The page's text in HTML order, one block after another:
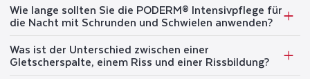
Wie lange sollten Sie die PODERM® Intensivpflege für
die Nacht mit Schrunden und Schwielen anwenden?
Was ist der Unterschied zwischen einer
Gletscherspalte, einem Riss und einer Rissbildung?